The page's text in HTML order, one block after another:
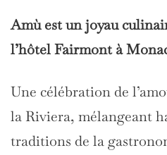
Amù est un joyau
l’hôtel Fairmont à
Une célébration de
la Riviera, mélangeant
traditions de la